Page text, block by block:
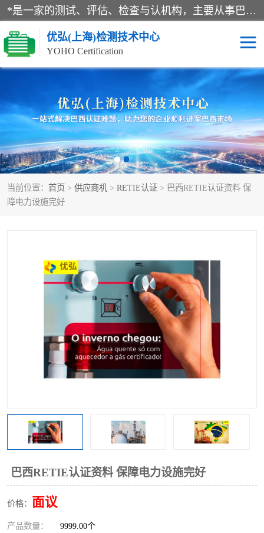
*是一家的测试、评估、检查与认机构，主要从事巴西NR10认证、NR12认证、NR13认证；ANATEL认证、INMTRO认证，欧盟CE认证：MD认证，PED认证，MID认证，ATEX认证，德国蓝色天使认证。
优弘(上海)检测技术中心
YOHO Certification
当前位置： 首页 > 供应商机 > RETIE认证 > 巴西RETIE认证资料 保
障电力设施完好
巴西RETIE认证资料 保障电力设施完好
价格： 面议
产品数量： 9999.00个
RECYCLASS认证 NR10认证
NR12认证 NR13认证
ART认证 巴西NR认证
巴西认证 RETIE认证